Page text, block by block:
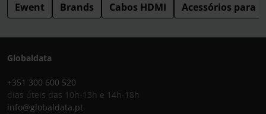
Ewent Brands Cabos HDMI Acessórios para
Globaldata
+351 300 600 520
dias úteis das 10h-13h e 14h-18h
info@globaldata.pt